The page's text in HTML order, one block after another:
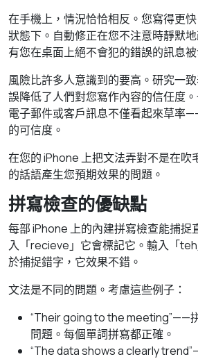
在手機上，情況恰恰相反。您寫得更
狀態下。自動修正在您不注意時靜默
有您在桌面上絕不會犯的錯誤的訊息被
風險比許多人意識到的要高。研究一
誤降低了人們對您寫作內容的信任度
電子郵件或客戶訊息不僅看起來草率
的可信度。
在您的 iPhone 上把文法弄對不是在吹
的話語產生您預期效果的問題。
拼寫檢查的優缺點
每部 iPhone 上的內建拼寫檢查能捕捉
入「recieve」它會標記它。輸入「
於捕捉錯字，它效果不錯。
文法是不同的問題。考慮這些例子：
“Their going to the meeting”——
問題。每個單詞拼寫都正確。
“The data shows a clearly